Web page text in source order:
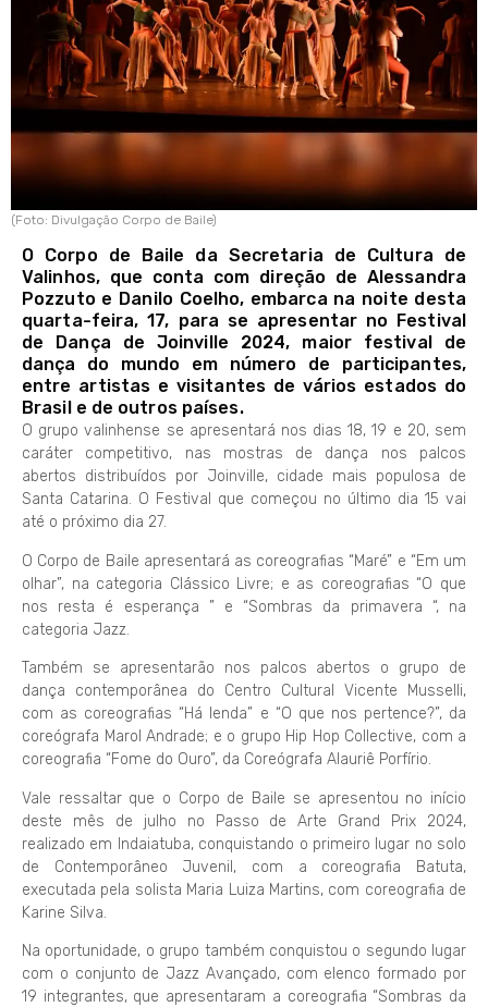
(Foto: Divulgação Corpo de Baile)
O Corpo de Baile da Secretaria de Cultura de
Valinhos, que conta com direção de Alessandra
Pozzuto e Danilo Coelho, embarca na noite desta
quarta-feira, 17, para se apresentar no Festival
de Dança de Joinville 2024, maior festival de
dança do mundo em número de participantes,
entre artistas e visitantes de vários estados do
Brasil e de outros países.
O grupo valinhense se apresentará nos dias 18, 19 e 20, sem
caráter competitivo, nas mostras de dança nos palcos
abertos distribuídos por Joinville, cidade mais populosa de
Santa Catarina. O Festival que começou no último dia 15 vai
até o próximo dia 27.
O Corpo de Baile apresentará as coreografias “Maré” e “Em um
olhar”, na categoria Clássico Livre; e as coreografias “O que
nos resta é esperança ” e “Sombras da primavera “, na
categoria Jazz.
Também se apresentarão nos palcos abertos o grupo de
dança contemporânea do Centro Cultural Vicente Musselli,
com as coreografias “Há lenda” e “O que nos pertence?”, da
coreógrafa Marol Andrade; e o grupo Hip Hop Collective, com a
coreografia “Fome do Ouro”, da Coreógrafa Alauriê Porfírio.
Vale ressaltar que o Corpo de Baile se apresentou no início
deste mês de julho no Passo de Arte Grand Prix 2024,
realizado em Indaiatuba, conquistando o primeiro lugar no solo
de Contemporâneo Juvenil, com a coreografia Batuta,
executada pela solista Maria Luiza Martins, com coreografia de
Karine Silva.
Na oportunidade, o grupo também conquistou o segundo lugar
com o conjunto de Jazz Avançado, com elenco formado por
19 integrantes, que apresentaram a coreografia “Sombras da